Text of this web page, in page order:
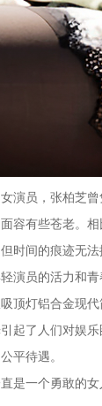
演员，张柏芝
容有些苍老。
时间的痕迹无
演员的活力和青
顶灯铝合金现
起了人们对娱
平待遇。
是一个勇敢的